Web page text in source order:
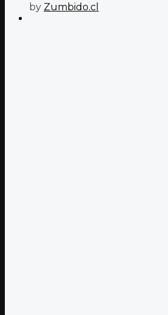
by Zumbido.cl